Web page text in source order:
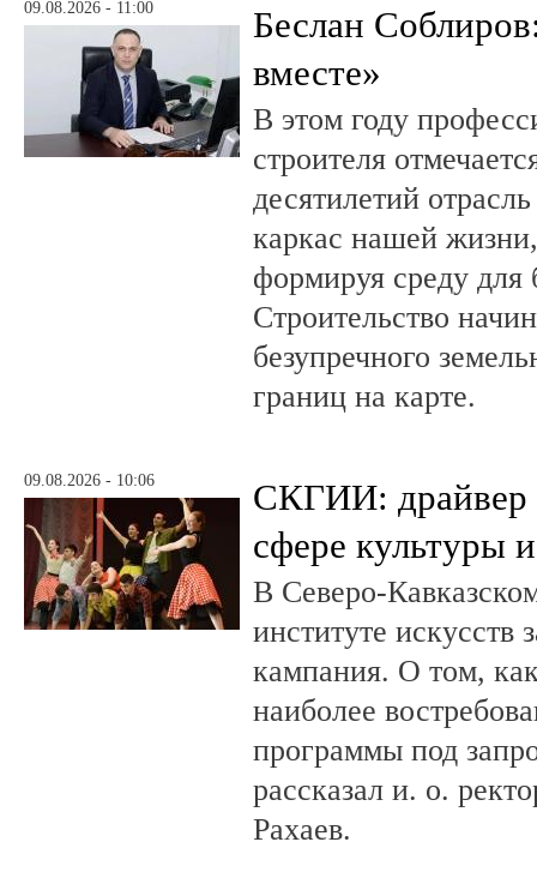
09.08.2026 - 11:00
Беслан
вместе»
В этом году
строителя
десятилетий
каркас нашей
формируя среду
Строительство
безупречного
границ на карте.
09.08.2026 - 10:06
СКГИИ: драйвер
сфере культуры
В Северо-
институте искусств
кампания. О том,
наиболее
программы под
рассказал и. о.
Рахаев.